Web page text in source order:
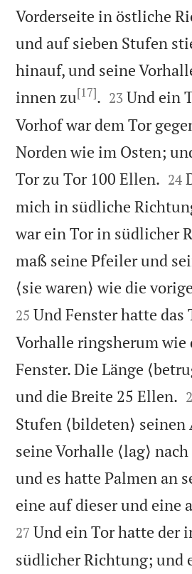
Vorderseite in östliche
und auf sieben Stufen
hinauf, und seine
innen zu[17]. 

23 Und ein
Vorhof war dem Tor
Norden wie im Osten;
Tor zu Tor 100 Ellen. 

24
mich in südliche
war ein Tor in südlicher
maß seine Pfeiler und
⟨sie waren⟩ wie die
25 Und Fenster hatte das
Vorhalle ringsherum wie
Fenster. Die Länge
und die Breite 25 Ellen. 
Stufen ⟨bildeten⟩
seine Vorhalle ⟨lag⟩
und es hatte Palmen an
eine auf dieser und eine
27 Und ein Tor hatte der
südlicher Richtung; und